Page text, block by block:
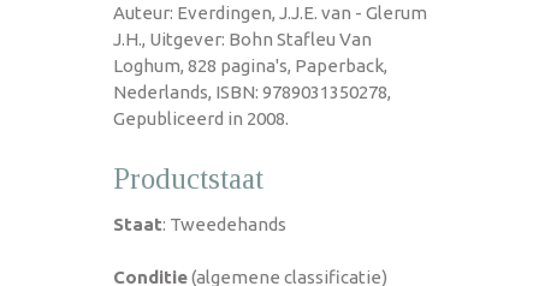
Auteur: Everdingen, J.J.E. van - Glerum
J.H., Uitgever: Bohn Stafleu Van
Loghum, 828 pagina's, Paperback,
Nederlands, ISBN: 9789031350278,
Gepubliceerd in 2008.
Productstaat
Staat: Tweedehands
Conditie(algemene classificatie)